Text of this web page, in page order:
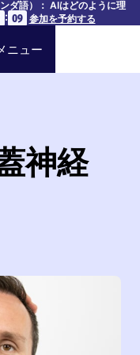
ダ語）： AIはどのように理
: 08 参加を予約する
ニュー
神経